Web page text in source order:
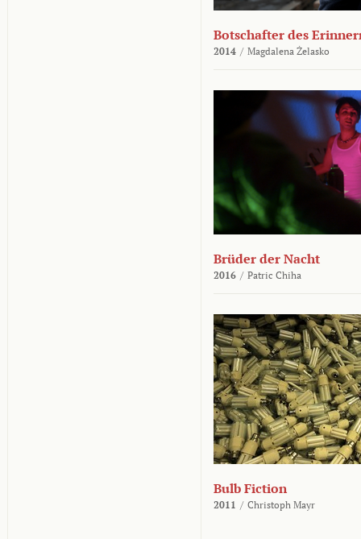
Botschafter des
2014 / Magdalena Żelasko
Brüder der Nacht
2016 / Patric Chiha
Bulb Fiction
2011 / Christoph Mayr